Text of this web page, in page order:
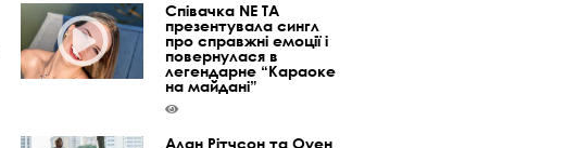
Співачка NE TA
презентувала сингл
про справжні емоції і
повернулася в
легендарне “Караоке
на майдані”
Алан Рітчсон та Оуен